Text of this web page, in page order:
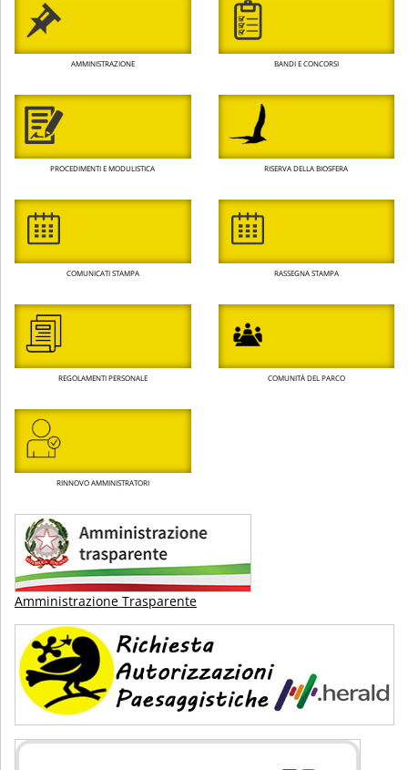
AMMINISTRAZIONE BANDI E CONCORSI
PROCEDIMENTI E MODULISTICA RISERVA DELLA BIOSFERA
COMUNICATI STAMPA RASSEGNA STAMPA
REGOLAMENTI PERSONALE COMUNITÀ DEL PARCO
RINNOVO AMMINISTRATORI
Amministrazione Trasparente